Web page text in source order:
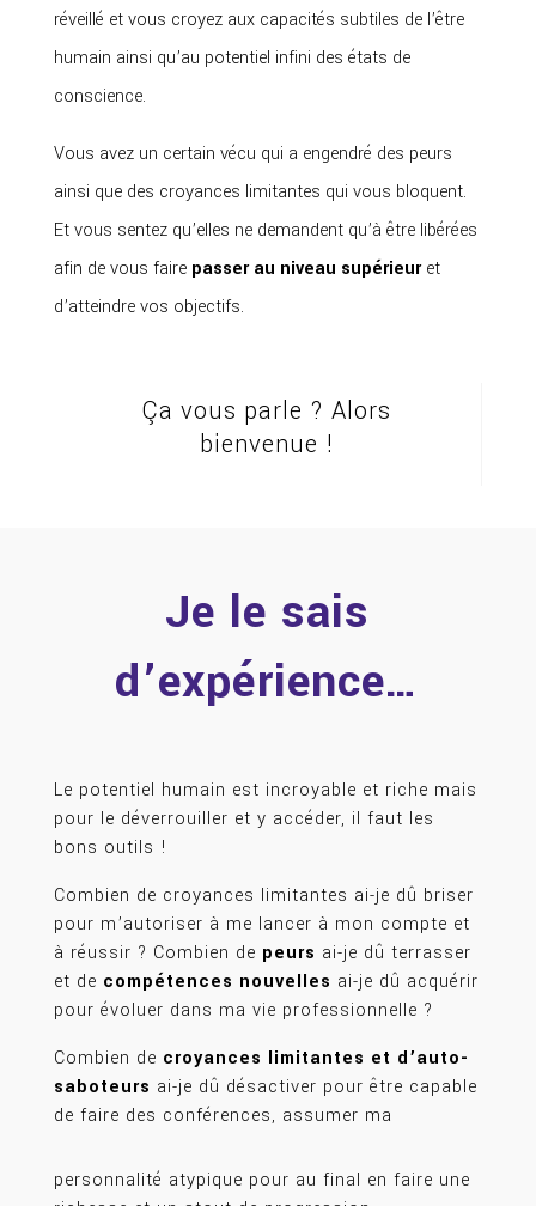
réveillé et vous croyez aux capacités subtiles de l’être
humain ainsi qu’au potentiel infini des états de
conscience.
Vous avez un certain vécu qui a engendré des peurs
ainsi que des croyances limitantes qui vous bloquent.
Et vous sentez qu’elles ne demandent qu’à être libérées
afin de vous faire passer au niveau supérieuret
d’atteindre vos objectifs.
Ça vous parle ? Alors
bienvenue !
Je le sais
d’expérience…
Le potentiel humain est incroyable et riche mais
pour le déverrouiller et y accéder, il faut les
bons outils !
Combien de croyances limitantes ai-je dû briser
pour m’autoriser à me lancer à mon compte et
à réussir ? Combien de peurs ai-je dû terrasser
et de compétences nouvelles ai-je dû acquérir
pour évoluer dans ma vie professionnelle ?
Combien de croyances limitantes et d’auto-
saboteurs ai-je dû désactiver pour être capable
de faire des conférences, assumer ma
personnalité atypique pour au final en faire une